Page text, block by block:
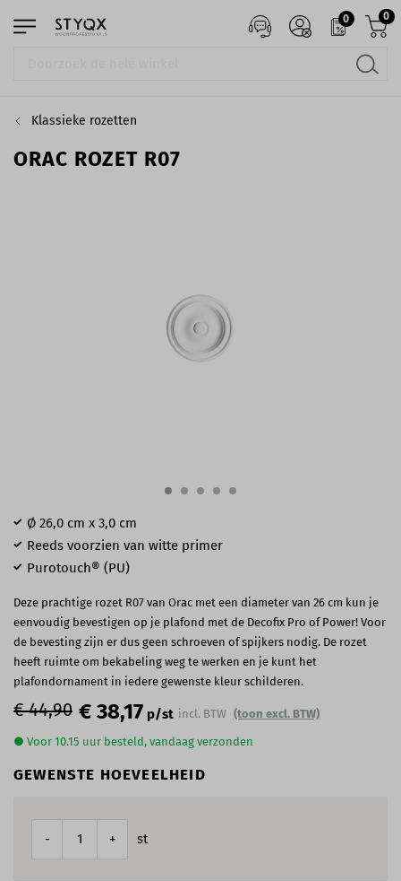
0 0
Klassieke rozetten
ORAC ROZET R07
€ 44,90 € 38,17 p/st incl. BTW (toon excl. BTW)
● Voor 10.15 uur besteld, vandaag verzonden
GEWENSTE HOEVEELHEID
- + st
Ø 26​,0 cm x 3,0 cm
Reeds voorzien van witte primer
Purotouch® (PU)
Deze prachtige rozet R07 van Orac met een diameter van 26 cm kun je
eenvoudig bevestigen op je plafond met de Decofix Pro of Power! Voor
de bevesting zijn er dus geen schroeven of spijkers nodig. De rozet
heeft ruimte om bekabeling weg te werken en je kunt het
plafondornament in iedere gewenste kleur schilderen.